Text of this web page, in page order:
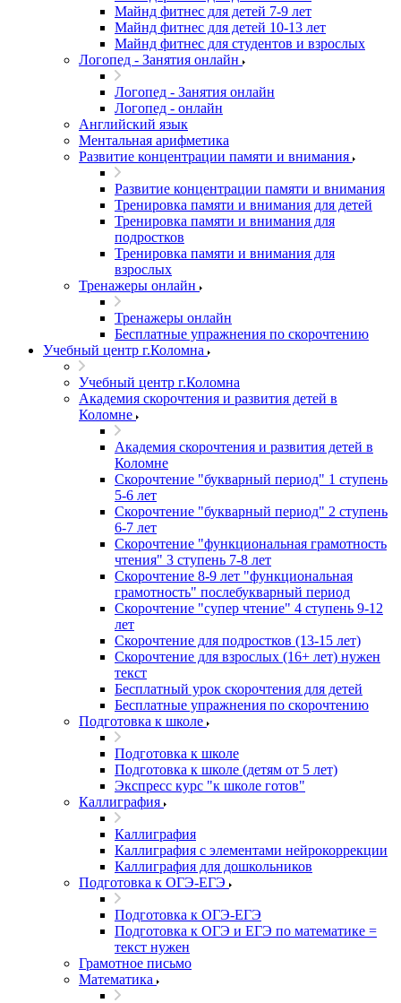
Майнд фитнес для детей 7-9 лет
Майнд фитнес для детей 10-13 лет
Майнд фитнес для студентов и взрослых
Логопед - Занятия онлайн
Логопед - Занятия онлайн
Логопед - онлайн
Английский язык
Ментальная арифметика
Развитие концентрации памяти и внимания
Развитие концентрации памяти и внимания
Тренировка памяти и внимания для детей
Тренировка памяти и внимания для
подростков
Тренировка памяти и внимания для
взрослых
Тренажеры онлайн
Тренажеры онлайн
Бесплатные упражнения по скорочтению
Учебный центр г.Коломна
Учебный центр г.Коломна
Академия скорочтения и развития детей в
Коломне
Академия скорочтения и развития детей в
Коломне
Скорочтение "букварный период" 1 ступень
5-6 лет
Cкорочтение "букварный период" 2 ступень
6-7 лет
Скорочтение "функциональная грамотность
чтения" 3 ступень 7-8 лет
Скорочтение 8-9 лет "функциональная
грамотность" послебукварный период
Скорочтение "супер чтение" 4 ступень 9-12
лет
Скорочтение для подростков (13-15 лет)
Cкорочтение для взрослых (16+ лет) нужен
текст
Бесплатный урок скорочтения для детей
Бесплатные упражнения по скорочтению
Подготовка к школе
Подготовка к школе
Подготовка к школе (детям от 5 лет)
Экспресс курс "к школе готов"
Каллиграфия
Каллиграфия
Каллиграфия с элементами нейрокоррекции
Каллиграфия для дошкольников
Подготовка к ОГЭ-ЕГЭ
Подготовка к ОГЭ-ЕГЭ
Подготовка к ОГЭ и ЕГЭ по математике =
текст нужен
Грамотное письмо
Математика